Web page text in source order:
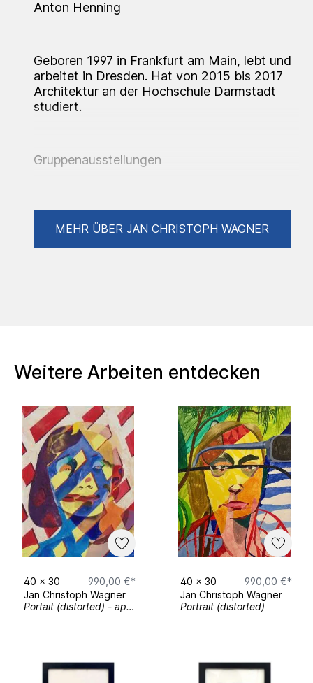
Anton Henning
Geboren 1997 in Frankfurt am Main, lebt und
arbeitet in Dresden. Hat von 2015 bis 2017
Architektur an der Hochschule Darmstadt
studiert.
Gruppenausstellungen
2024
2022
Speed Dating, Motorenhalle Dresden
Speed Dating, Theatre des Expositions Paris
2021
Besetzung 2, Breitscheidstr. Dresden.
2020
Roadshow, LASuV Dresden.
2019
MEHR ÜBER JAN CHRISTOPH WAGNER
Weitere Arbeiten entdecken
40 x 30
990,00 €*
Jan Christoph Wagner
Portait (distorted) - apple pie
40 x 30
990,00 €*
Jan Christoph Wagner
Portrait (distorted)